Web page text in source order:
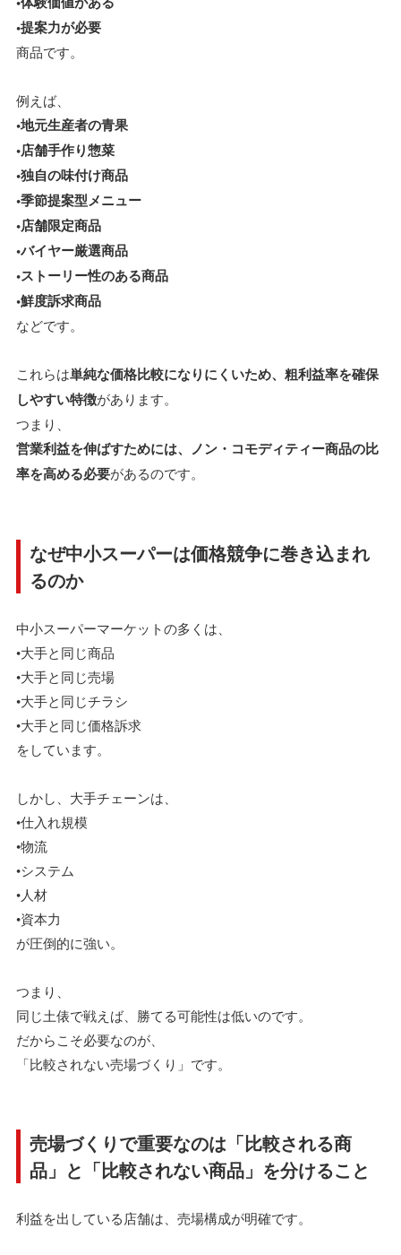
•提案力が必要
商品です。
例えば、
•地元生産者の青果
•店舗手作り惣菜
•独自の味付け商品
•季節提案型メニュー
•店舗限定商品
•バイヤー厳選商品
•ストーリー性のある商品
•鮮度訴求商品
などです。
これらは単純な価格比較になりにくいため、粗利益率を確保
しやすい特徴があります。
つまり、
営業利益を伸ばすためには、ノン・コモディティー商品の比
率を高める必要があるのです。
なぜ中小スーパーは価格競争に巻き込まれ
るのか
中小スーパーマーケットの多くは、
•大手と同じ商品
•大手と同じ売場
•大手と同じチラシ
•大手と同じ価格訴求
をしています。
しかし、大手チェーンは、
•仕入れ規模
•物流
•システム
•人材
•資本力
が圧倒的に強い。
つまり、
同じ土俵で戦えば、勝てる可能性は低いのです。
だからこそ必要なのが、
「比較されない売場づくり」です。
売場づくりで重要なのは「比較される商
品」と「比較されない商品」を分けること
利益を出している店舗は、売場構成が明確です。